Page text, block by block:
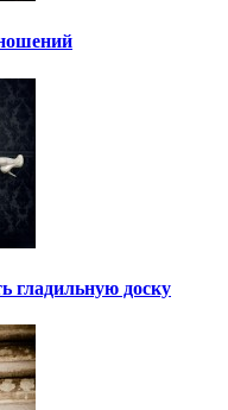
гладильную доску